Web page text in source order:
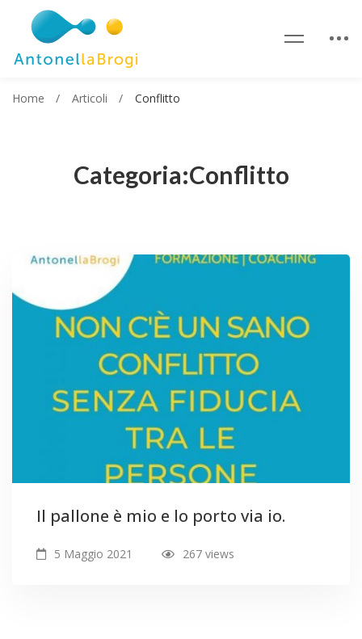
Categoria:Conflitto
Home Articoli Conflitto
Il pallone è mio e lo porto via io.
5 Maggio 2021 267 views